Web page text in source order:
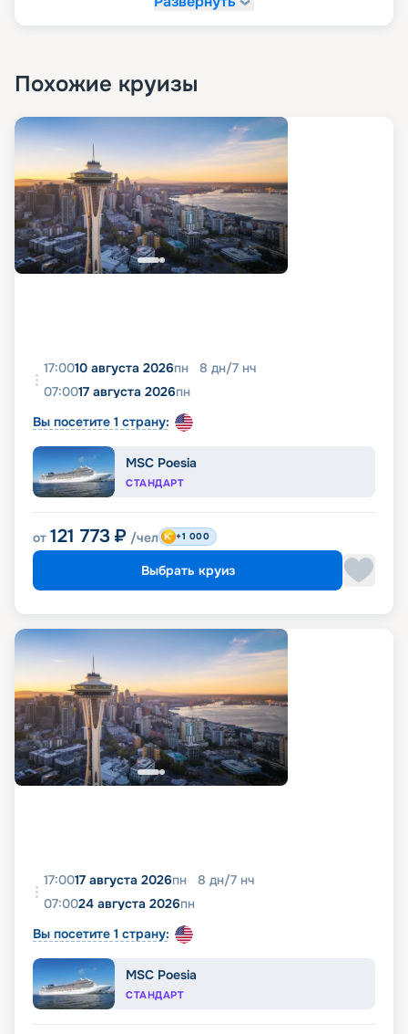
Похожие круизы
17:0010 августа 2026пн 8 дн/7 нч
07:0017 августа 2026пн
Вы посетите 1 страну:
MSC Poesia
СТАНДАРТ
от 121 773 ₽ /чел +1 000
Выбрать круиз
17:0017 августа 2026пн 8 дн/7 нч
07:0024 августа 2026пн
Вы посетите 1 страну:
MSC Poesia
СТАНДАРТ